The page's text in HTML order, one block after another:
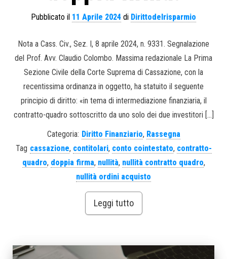
Pubblicato il 11 Aprile 2024 di Dirittodelrisparmio
Nota a Cass. Civ., Sez. I, 8 aprile 2024, n. 9331. Segnalazione
del Prof. Avv. Claudio Colombo. Massima redazionale La Prima
Sezione Civile della Corte Suprema di Cassazione, con la
recentissima ordinanza in oggetto, ha statuito il seguente
principio di diritto: «in tema di intermediazione finanziaria, il
contratto-quadro sottoscritto da uno solo dei due investitori […]
Categoria: Diritto Finanziario, Rassegna
Tag cassazione, contitolari, conto cointestato, contratto-
quadro, doppia firma, nullità, nullità contratto quadro,
nullità ordini acquisto
Leggi tutto